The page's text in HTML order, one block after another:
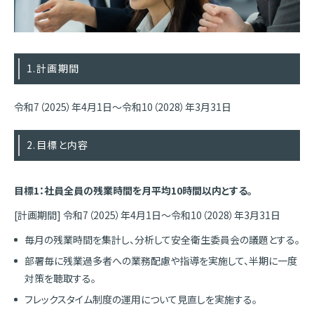
1.計画期間
令和7（2025）年4月1日～令和10（2028）年3月31日
2.目標と内容
目標1：社員全員の残業時間を月平均10時間以内とする。
[計画期間] 令和7（2025）年4月1日～令和10（2028）年3月31日
毎月の残業時間を集計し、分析して安全衛生委員会の議題とする。
部署毎に残業過多者への業務配慮や指導を実施して、半期に一度
対策を聴取する。
フレックスタイム制度の運用について見直しを実施する。